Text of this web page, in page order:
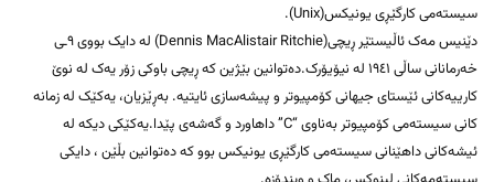
سیستەمی کارگێڕی یونیکس(Unix).
دێنیس مەک ئاڵیستێر ڕیچی(Dennis MacAlistair Ritchie) لە دایک بووی ٩ـی
خەرمانانی ساڵی ١٩٤١ لە نیۆیۆرک.دەتوانین بێژین کە ڕیچی باوکی زۆر یەک لە نوێ
کارییەکانی ئێستای جیهانی کۆمپیوتر و پیشەسازی ئایتیە. بەڕێزیان، یەکێک لە زمانە
کانی سیستەمی کۆمپیوتر بەناوی “C” داهاورد و گەشەی پێدا.یەکێکی دیکە لە
ئیشەکانی داهێنانی سیستەمی کارگێڕی یونیکس بوو کە دەتوانین بڵێن ، دایکی